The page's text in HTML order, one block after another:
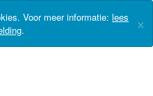
Voor meer informatie: lees
. ×